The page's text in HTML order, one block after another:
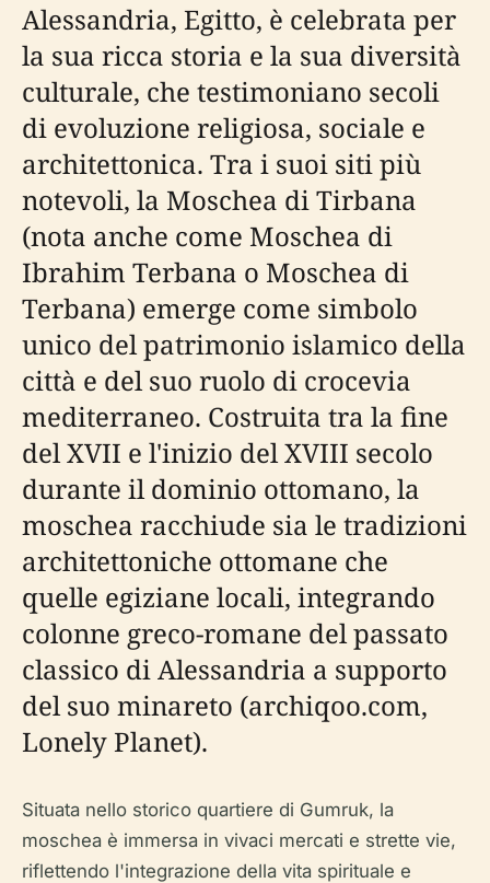
Alessandria, Egitto, è celebrata per
la sua ricca storia e la sua diversità
culturale, che testimoniano secoli
di evoluzione religiosa, sociale e
architettonica. Tra i suoi siti più
notevoli, la Moschea di Tirbana
(nota anche come Moschea di
Ibrahim Terbana o Moschea di
Terbana) emerge come simbolo
unico del patrimonio islamico della
città e del suo ruolo di crocevia
mediterraneo. Costruita tra la fine
del XVII e l'inizio del XVIII secolo
durante il dominio ottomano, la
moschea racchiude sia le tradizioni
architettoniche ottomane che
quelle egiziane locali, integrando
colonne greco-romane del passato
classico di Alessandria a supporto
del suo minareto (archiqoo.com,
Lonely Planet).
Situata nello storico quartiere di Gumruk, la
moschea è immersa in vivaci mercati e strette vie,
riflettendo l'integrazione della vita spirituale e